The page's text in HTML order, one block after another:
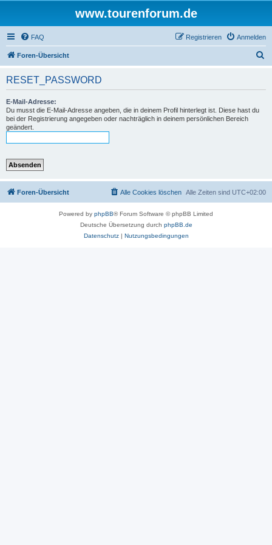
www.tourenforum.de
FAQ Anmelden
Registrieren
Foren-Übersicht
RESET_PASSWORD
E-Mail-Adresse:
Du musst die E-Mail-Adresse angeben, die in deinem Profil hinterlegt ist. Diese hast du
bei der Registrierung angegeben oder nachträglich in deinem persönlichen Bereich
geändert.
Foren-Übersicht Alle Zeiten sind UTC+02:00
Alle Cookies löschen
Powered by phpBB® Forum Software © phpBB Limited
Deutsche Übersetzung durch phpBB.de
Datenschutz| Nutzungsbedingungen